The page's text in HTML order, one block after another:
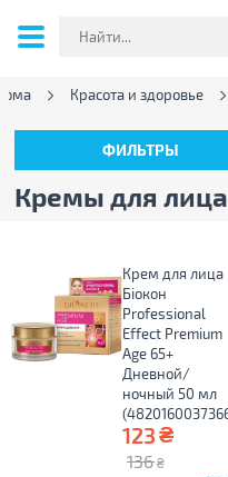
Красота и здоровье
Кремы для лица
ФИЛЬТРЫ
Крем для лица
Біокон
Professional
Effect Premium
Age 65+
Дневной/
ночный 50 мл
123₴
136 ₴
ФИЛЬТРЫ